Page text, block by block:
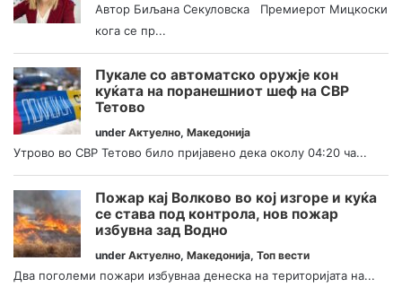
Автор Биљана Секуловска Премиерот Мицкоски
кога се пр...
Пукале со автоматско оружје кон
куќата на поранешниот шеф на СВР
Тетово
under Актуелно, Македонија
Утрово во СВР Тетово било пријавено дека околу 04:20 ча...
Пожар кај Волково во кој изгоре и куќа
се става под контрола, нов пожар
избувна зад Водно
under Актуелно, Македонија, Топ вести
Два поголеми пожари избувнаа денеска на територијата на...